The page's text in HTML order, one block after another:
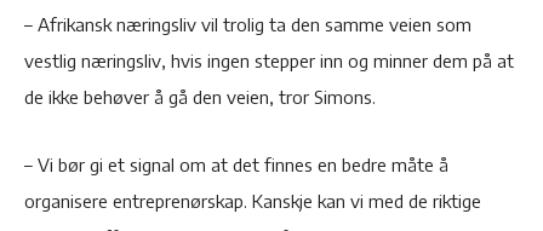
– Afrikansk næringsliv vil trolig ta den samme veien som
vestlig næringsliv, hvis ingen stepper inn og minner dem på at
de ikke behøver å gå den veien, tror Simons.
– Vi bør gi et signal om at det finnes en bedre måte å
organisere entreprenørskap. Kanskje kan vi med de riktige